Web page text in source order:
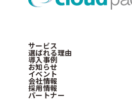
サービス
選ばれる理由
導入事例
お知らせ
イベント
会社情報
採用情報
パートナー